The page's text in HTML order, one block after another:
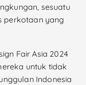
sesuatu
perkotaan yang
Fair Asia 2024
untuk tidak
Indonesia